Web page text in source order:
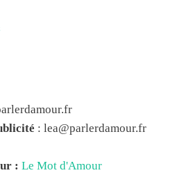
: lea@parlerdamour.fr
: Le Mot d'Amour